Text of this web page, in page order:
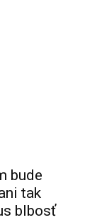
bude
tak
blbosť